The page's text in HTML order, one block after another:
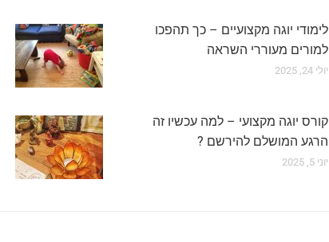
לימודי יוגה מקצועיים – כך תהפכו
למורים מעוררי השראה
יולי 24, 2025
קורס יוגה מקצועי – למה עכשיו זה
הרגע המושלם להירשם ?
יוני 5, 2025